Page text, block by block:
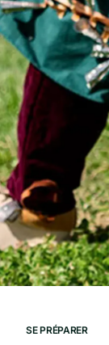
SE PRÉPARER